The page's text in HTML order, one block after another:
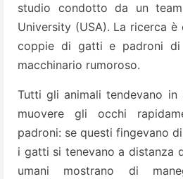
studio condotto da un
University (USA). La ricerca
coppie di gatti e padroni
macchinario rumoroso.
Tutti gli animali tendevano in
muovere gli occhi
padroni: se questi fingevano
i gatti si tenevano a distanza
umani mostrano di